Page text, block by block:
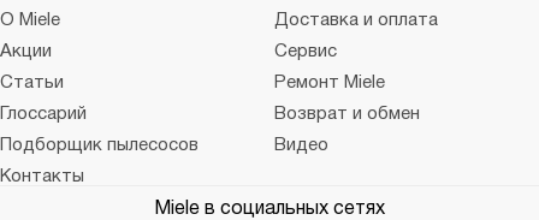
О Miele
Доставка и оплата
Акции
Сервис
Статьи
Ремонт Miele
Глоссарий
Возврат и обмен
Подборщик пылесосов
Видео
Контакты
Miele в социальных сетях